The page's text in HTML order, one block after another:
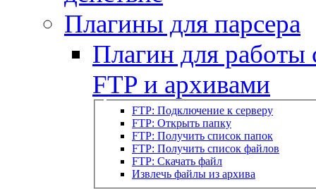
Плагины для парсера
Плагин для работы
FTP и архивами
FTP: Подключение к серверу
FTP: Открыть папку
FTP: Получить список папок
FTP: Получить список файлов
FTP: Скачать файл
Извлечь файлы из архива